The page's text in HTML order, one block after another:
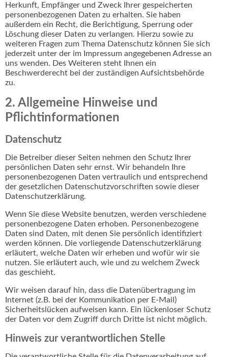
Herkunft, Empfänger und Zweck Ihrer gespeicherten
personenbezogenen Daten zu erhalten. Sie haben
außerdem ein Recht, die Berichtigung, Sperrung oder
Löschung dieser Daten zu verlangen. Hierzu sowie zu
weiteren Fragen zum Thema Datenschutz können Sie sich
jederzeit unter der im Impressum angegebenen Adresse an
uns wenden. Des Weiteren steht Ihnen ein
Beschwerderecht bei der zuständigen Aufsichtsbehörde
zu.
2. Allgemeine Hinweise und
Pflichtinformationen
Datenschutz
Die Betreiber dieser Seiten nehmen den Schutz Ihrer
persönlichen Daten sehr ernst. Wir behandeln Ihre
personenbezogenen Daten vertraulich und entsprechend
der gesetzlichen Datenschutzvorschriften sowie dieser
Datenschutzerklärung.
Wenn Sie diese Website benutzen, werden verschiedene
personenbezogene Daten erhoben. Personenbezogene
Daten sind Daten, mit denen Sie persönlich identifiziert
werden können. Die vorliegende Datenschutzerklärung
erläutert, welche Daten wir erheben und wofür wir sie
nutzen. Sie erläutert auch, wie und zu welchem Zweck
das geschieht.
Wir weisen darauf hin, dass die Datenübertragung im
Internet (z.B. bei der Kommunikation per E-Mail)
Sicherheitslücken aufweisen kann. Ein lückenloser Schutz
der Daten vor dem Zugriff durch Dritte ist nicht möglich.
Hinweis zur verantwortlichen Stelle